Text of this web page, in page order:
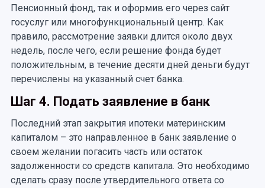
Пенсионный фонд, так и оформив его через сайт
госуслуг или многофункциональный центр. Как
правило, рассмотрение заявки длится около двух
недель, после чего, если решение фонда будет
положительным, в течение десяти дней деньги будут
перечислены на указанный счет банка.
Шаг 4. Подать заявление в банк
Последний этап закрытия ипотеки материнским
капиталом – это направленное в банк заявление о
своем желании погасить часть или остаток
задолженности со средств капитала. Это необходимо
сделать сразу после утвердительного ответа со